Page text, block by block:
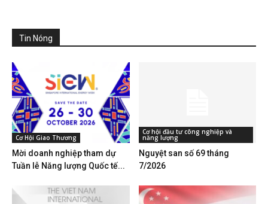
Tin Nóng
Cơ Hội Giao Thương
Mời doanh nghiệp tham dự
Tuần lễ Năng lượng Quốc tế...
Cơ hội đầu tư công nghiệp và
năng lượng
Nguyệt san số 69 tháng
7/2026